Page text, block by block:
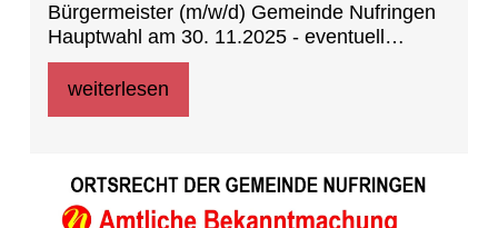
Bürgermeister (m/w/d) Gemeinde Nufringen
Hauptwahl am 30. 11.2025 - eventuell
notwendige Stichwahl am 14.12.2025
weiterlesen